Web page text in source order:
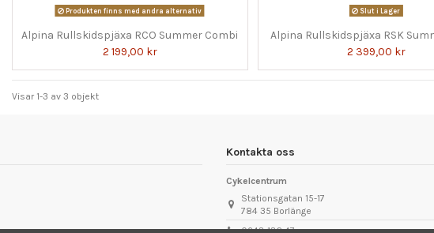
Produkten finns med andra alternativ
Alpina Rullskidspjäxa RCO Summer Combi
2 199,00 kr
Slut i Lager
Alpina Rullskidspjäxa RSK
2 399,00 kr
Visar 1-3 av 3 objekt
Kontakta oss
Cykelcentrum
Stationsgatan 15-17
784 35 Borlänge
0243-136 47